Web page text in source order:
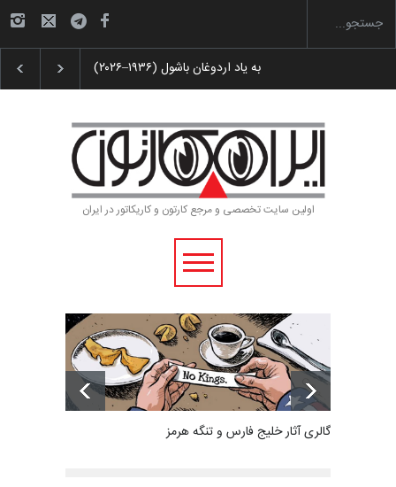
رویداد کارگاهی کارتون و پوستر «ایران سربلند»…
اولین سایت تخصصی و مرجع کارتون و کاریکاتور در ایران
گالری آثار خلیج فارس و تنگه هرمز